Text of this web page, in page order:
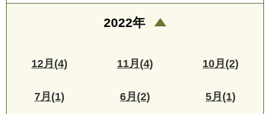
2022年
12月(4) 11月(4) 10月(2)
7月(1) 6月(2) 5月(1)